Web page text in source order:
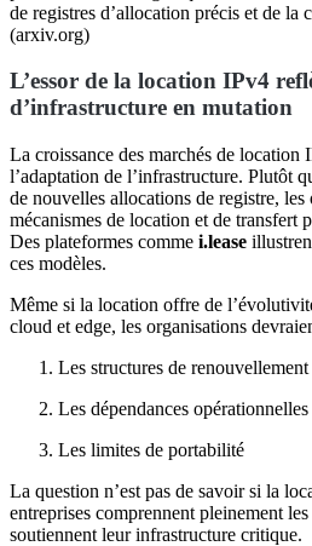
de registres d’allocation précis et de la
(arxiv.org)
L’essor de la location IPv4
d’infrastructure en mutation
La croissance des marchés de location
l’adaptation de l’infrastructure. Plutôt
de nouvelles allocations de registre,
mécanismes de location et de transfert
Des plateformes comme i.lease
ces modèles.
Même si la location offre de
cloud et edge, les organisations
Les structures de renouvellement
Les dépendances opérationnelles
Les limites de portabilité
La question n’est pas de savoir si la
entreprises comprennent pleinement
soutiennent leur infrastructure critique.